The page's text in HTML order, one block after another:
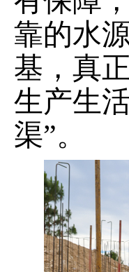
靠的水
基，真
生产生
渠”。